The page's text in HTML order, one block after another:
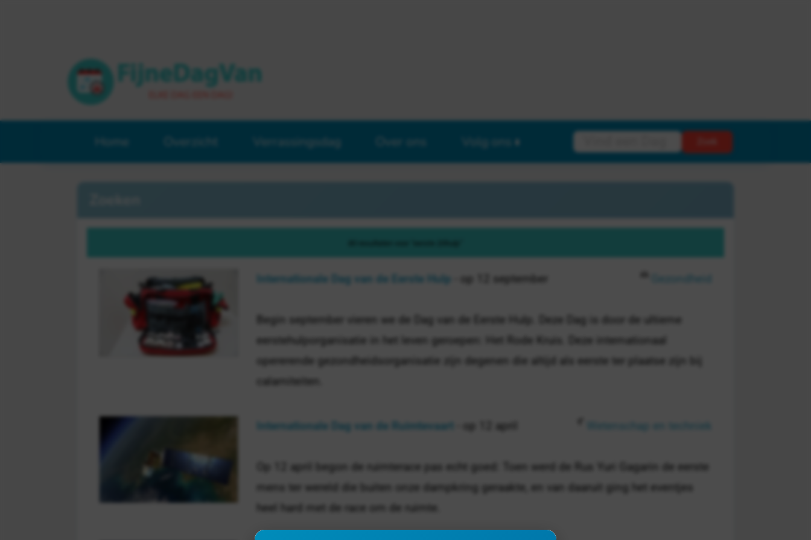
Home Overzicht Verrassingsdag Over ons Volg ons
Internationale Dag van de Eerste Hulp - op 12 september
Begin september vieren we de Dag van de Eerste Hulp. Deze Dag is door de ultieme
eerstehulporganisatie in het leven geroepen: Het Rode Kruis. Deze internationaal
opererende gezondheidsorganisatie zijn degenen die altijd als eerste ter plaatse zijn bij
calamiteiten.
Internationale Dag van de Ruimtevaart - op 12 april Wetenschap en techniek
Op 12 april begon de ruimterace pas echt goed: Toen werd de Rus Yuri Gagarin de eerste
mens ter wereld die buiten onze dampkring geraakte, en van daaruit ging het eventjes
heel hard met de race om de ruimte.